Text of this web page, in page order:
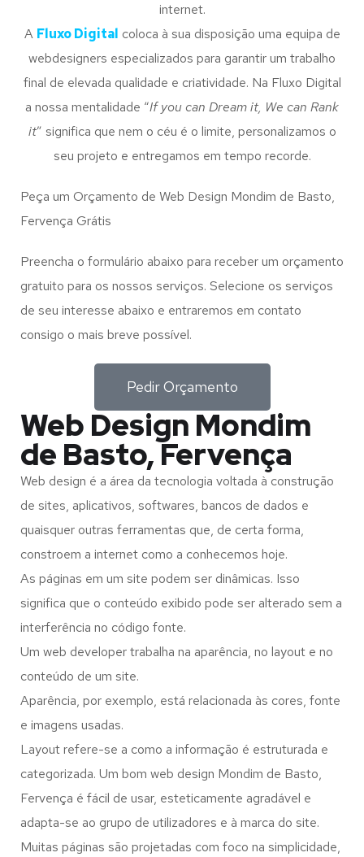
internet.
A Fluxo Digital coloca à sua disposição uma equipa de
webdesigners especializados para garantir um trabalho
final de elevada qualidade e criatividade. Na Fluxo Digital
a nossa mentalidade “If you can Dream it, We can Rank
it” significa que nem o céu é o limite, personalizamos o
seu projeto e entregamos em tempo recorde.
Peça um Orçamento de Web Design Mondim de Basto,
Fervença Grátis
Preencha o formulário abaixo para receber um orçamento
gratuito para os nossos serviços. Selecione os serviços
de seu interesse abaixo e entraremos em contato
consigo o mais breve possível.
Pedir Orçamento
Web Design Mondim
de Basto, Fervença
Web design é a área da tecnologia voltada à construção
de sites, aplicativos, softwares, bancos de dados e
quaisquer outras ferramentas que, de certa forma,
constroem a internet como a conhecemos hoje.
As páginas em um site podem ser dinâmicas. Isso
significa que o conteúdo exibido pode ser alterado sem a
interferência no código fonte.
Um web developer trabalha na aparência, no layout e no
conteúdo de um site.
Aparência, por exemplo, está relacionada às cores, fonte
e imagens usadas.
Layout refere-se a como a informação é estruturada e
categorizada. Um bom web design Mondim de Basto,
Fervença é fácil de usar, esteticamente agradável e
adapta-se ao grupo de utilizadores e à marca do site.
Muitas páginas são projetadas com foco na simplicidade,